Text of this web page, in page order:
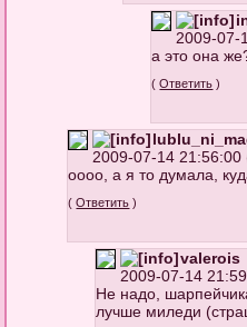
2009-07-
а это она
(Ответить )
2009-07-14 21:56:00
оооо, а я то думала,
(Ответить )
valerois
2009-07-14
Не надо,
лучше миледи